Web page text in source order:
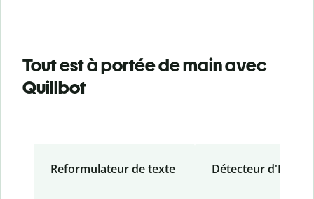
Tout est à portée de main avec
Quillbot
Reformulateur de texte Détecteur d'IA